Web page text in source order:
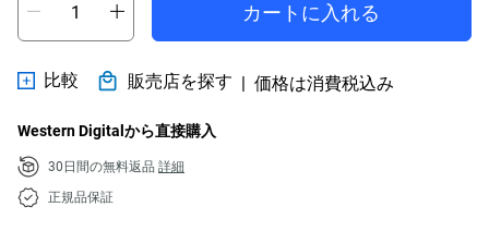
カートに入れる
比較 販売店を探す | 価格は消費税込み
Western Digitalから直接購入
30日間の無料返品 詳細
正規品保証